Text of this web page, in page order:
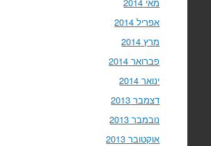
אפריל 2014
מרץ 2014
פברואר 2014
ינואר 2014
דצמבר 2013
נובמבר 2013
אוקטובר 2013